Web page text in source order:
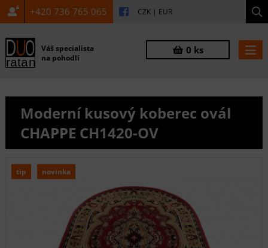
+420 736 765 065 CZK | EUR
Váš specialista
na pohodlí
0 ks
Moderní kusový koberec ovál
CHAPPE CH1420-OV
tip novinka